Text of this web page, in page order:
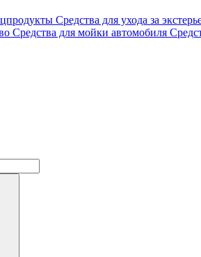
Средства для ухода за
Средства для мойки автомобиля